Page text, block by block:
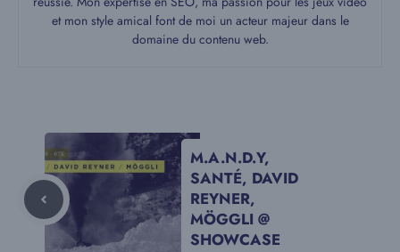
et mon style amical font de moi un acteur majeur dans le
domaine du contenu web.
M.A.N.D.Y,
SANTÉ, DAVID
REYNER,
MÖGGLI @
SHOWCASE